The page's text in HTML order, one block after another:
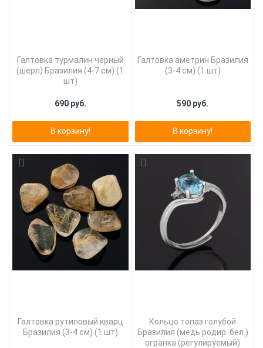
Галтовка турмалин черный
(шерл) Бразилия (4-7 см) (1
шт)
690 руб.
В корзину!
Галтовка аметрин Бразилия
(3-4 см) (1 шт)
590 руб.
В корзину!
Галтовка рутиловый кварц
Бразилия (3-4 см) (1 шт)
Кольцо топаз голубой
Бразилия (медь родир. бел.)
огранка (регулируемый)